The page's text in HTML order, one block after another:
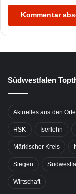
Südwestfalen
Aktuelles aus den
HSK Iserlohn
Märkischer Kreis
Siegen
Wirtschaft